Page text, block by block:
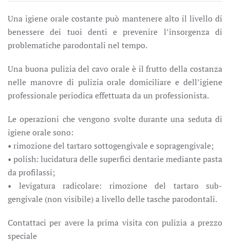
Una igiene orale costante può mantenere alto il livello di
benessere dei tuoi denti e prevenire l’insorgenza di
problematiche parodontali nel tempo.
Una buona pulizia del cavo orale è il frutto della costanza
nelle manovre di pulizia orale domiciliare e dell’igiene
professionale periodica effettuata da un professionista.
Le operazioni che vengono svolte durante una seduta di
igiene orale sono:
• rimozione del tartaro sottogengivale e sopragengivale;
• polish: lucidatura delle superfici dentarie mediante pasta
da profilassi;
• levigatura radicolare: rimozione del tartaro sub-
gengivale (non visibile) a livello delle tasche parodontali.
Contattaci per avere la prima visita con pulizia a prezzo
speciale